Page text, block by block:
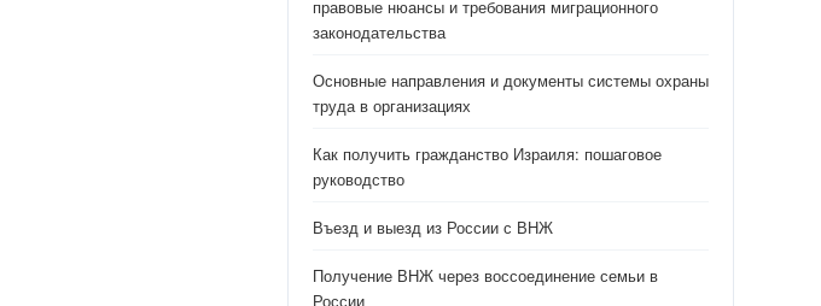
правовые нюансы и требования миграционного
законодательства
Основные направления и документы системы охраны
труда в организациях
Как получить гражданство Израиля: пошаговое
руководство
Въезд и выезд из России с ВНЖ
Получение ВНЖ через воссоединение семьи в
России